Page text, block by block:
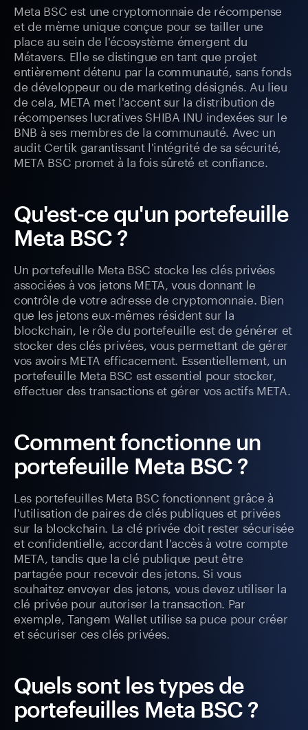
Meta BSC est une cryptomonnaie de récompense
et de mème unique conçue pour se tailler une
place au sein de l'écosystème émergent du
Métavers. Elle se distingue en tant que projet
entièrement détenu par la communauté, sans fonds
de développeur ou de marketing désignés. Au lieu
de cela, META met l'accent sur la distribution de
récompenses lucratives SHIBA INU indexées sur le
BNB à ses membres de la communauté. Avec un
audit Certik garantissant l'intégrité de sa sécurité,
META BSC promet à la fois sûreté et confiance.
Qu'est-ce qu'un portefeuille
Meta BSC ?
Un portefeuille Meta BSC stocke les clés privées
associées à vos jetons META, vous donnant le
contrôle de votre adresse de cryptomonnaie. Bien
que les jetons eux-mêmes résident sur la
blockchain, le rôle du portefeuille est de générer et
stocker des clés privées, vous permettant de gérer
vos avoirs META efficacement. Essentiellement, un
portefeuille Meta BSC est essentiel pour stocker,
effectuer des transactions et gérer vos actifs META.
Comment fonctionne un
portefeuille Meta BSC ?
Les portefeuilles Meta BSC fonctionnent grâce à
l'utilisation de paires de clés publiques et privées
sur la blockchain. La clé privée doit rester sécurisée
et confidentielle, accordant l'accès à votre compte
META, tandis que la clé publique peut être
partagée pour recevoir des jetons. Si vous
souhaitez envoyer des jetons, vous devez utiliser la
clé privée pour autoriser la transaction. Par
exemple, Tangem Wallet utilise sa puce pour créer
et sécuriser ces clés privées.
Quels sont les types de
portefeuilles Meta BSC ?